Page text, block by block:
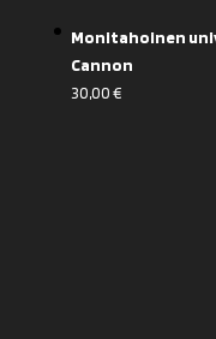
Monitahoinen
Cannon
30,00€